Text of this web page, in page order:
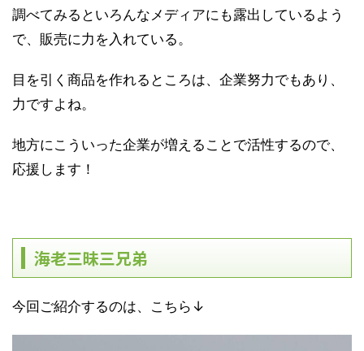
調べてみるといろんなメディアにも露出しているよう
で、販売に力を入れている。
目を引く商品を作れるところは、企業努力でもあり、
力ですよね。
地方にこういった企業が増えることで活性するので、
応援します！
海老三昧三兄弟
今回ご紹介するのは、こちら↓